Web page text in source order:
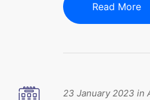
Read More
23 January 2023 in